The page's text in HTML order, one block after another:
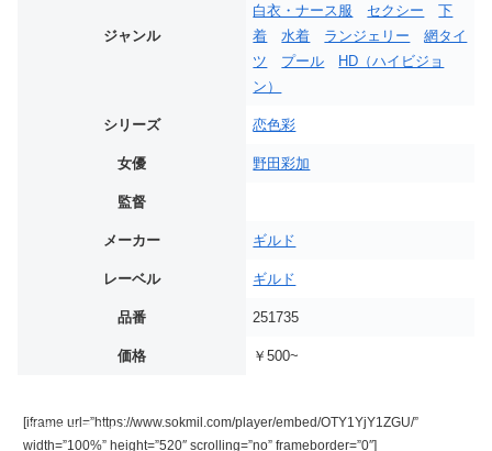
ジャンル
白衣・ナース服
セクシー
下
着
水着 ランジェリー
網タイ
ツ
プール
HD（ハイビジョ
ン）
シリーズ 恋色彩
女優 野田彩加
監督
メーカー ギルド
レーベル ギルド
品番 251735
価格 ￥500~
[iframe url=”https://www.sokmil.com/player/embed/OTY1YjY1ZGU/”
width=”100%” height=”520″ scrolling=”no” frameborder=”0″]
続きはコチラから